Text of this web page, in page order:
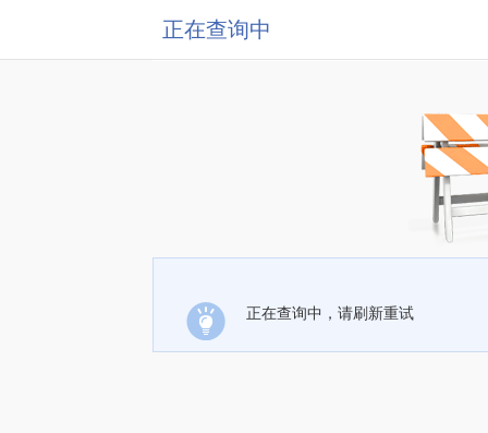
正在查询中
正在查询中，请刷新重试